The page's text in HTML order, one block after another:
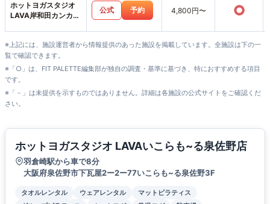
ホットヨガスタジオ
LAVA岸和田カンカン
公式 予約 4,800円〜 ○
※上記には、施設運営者から情報提供のあった施設を掲載しています。全施設は下の一
覧で確認できます。
※「○」は、FIT PALETTE編集部が独自の調査・基準に基づき、特におすすめする項目
です。
※「－」は未提供を示すものではありません。詳細は各施設の公式サイトをご確認くだ
さい。
ホットヨガスタジオ LAVAいこらも~る泉佐野店
羽倉崎駅から車で8分
大阪府泉佐野市下瓦屋2ー2ー77いこらも~る泉佐野3F
タオルレンタル ウェアレンタル
マットピラティス